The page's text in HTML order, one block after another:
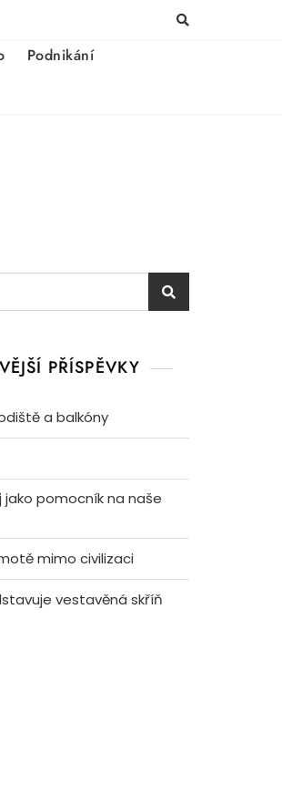
Podnikání
PŘÍSPĚVKY
a balkóny
jako pomocník na naše
mimo civilizaci
vestavěná skříň